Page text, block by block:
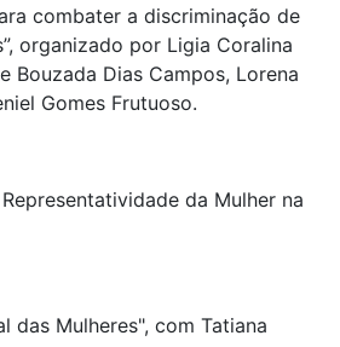
combater a discriminação de
organizado por Ligia Coralina
Bouzada Dias Campos, Lorena
Gomes Frutuoso.
da Mulher na
das Mulheres", com Tatiana